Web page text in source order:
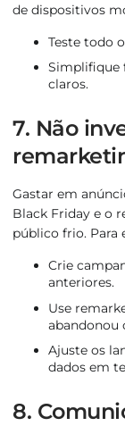
de dispositivos
Teste todo
Simplifique
claros.
7. Não
Gastar em
Black Friday e o
público frio. Para
Crie
anteriores.
Use
abandonou
Ajuste os
dados em
8.